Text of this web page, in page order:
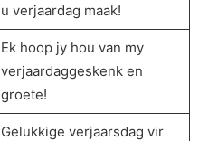
u verjaardag maak!
Ek hoop jy hou van my
verjaardaggeskenk en
groete!
Gelukkige verjaarsdag vir